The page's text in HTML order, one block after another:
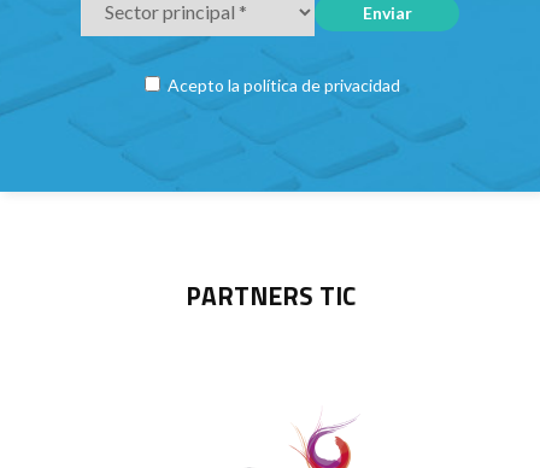
Acepto la política de privacidad
PARTNERS TIC